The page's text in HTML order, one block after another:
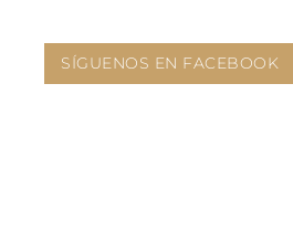
SÍGUENOS EN FACEBOOK